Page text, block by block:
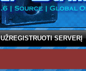
UŽREGISTRUOTI SERVERĮ